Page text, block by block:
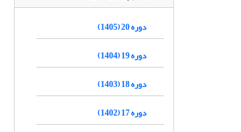
دوره 20 (1405)
دوره 19 (1404)
دوره 18 (1403)
دوره 17 (1402)